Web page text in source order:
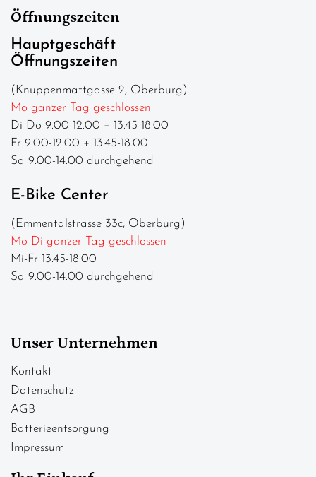
Öffnungszeiten
Hauptgeschäft
Öffnungszeiten
(Knuppenmattgasse 2, Oberburg)
Mo ganzer Tag geschlossen
Di-Do 9.00-12.00 + 13.45-18.00
Fr 9.00-12.00 + 13.45-18.00
Sa 9.00-14.00 durchgehend
E-Bike Center
(Emmentalstrasse 33c, Oberburg)
Mo-Di ganzer Tag geschlossen
Mi-Fr 13.45-18.00
Sa 9.00-14.00 durchgehend
Unser Unternehmen
Kontakt
Datenschutz
AGB
Batterieentsorgung
Impressum